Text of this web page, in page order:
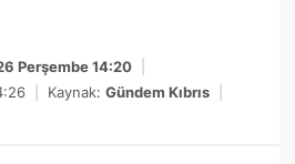
Perşembe 14:20
Kaynak: Gündem Kıbrıs